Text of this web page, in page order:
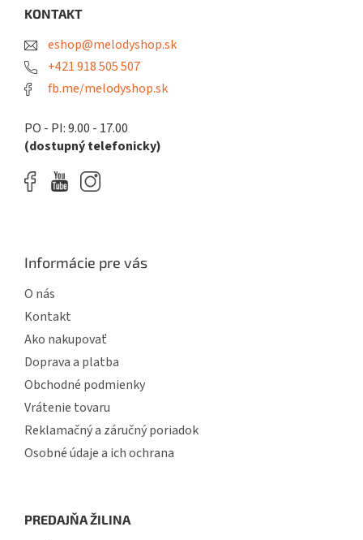
KONTAKT
eshop@melodyshop.sk
+421 918 505 507
fb.me/melodyshop.sk
PO - PI: 9.00 - 17.00
(dostupný telefonicky)
Informácie pre vás
O nás
Kontakt
Ako nakupovať
Doprava a platba
Obchodné podmienky
Vrátenie tovaru
Reklamačný a záručný poriadok
Osobné údaje a ich ochrana
PREDAJŇA ŽILINA